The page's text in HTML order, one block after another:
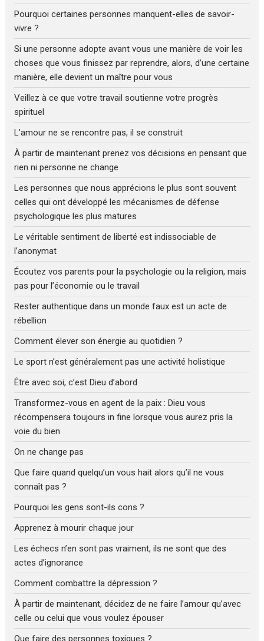
Pourquoi certaines personnes manquent-elles de savoir-
vivre ?
Si une personne adopte avant vous une manière de voir les
choses que vous finissez par reprendre, alors, d’une certaine
manière, elle devient un maître pour vous
Veillez à ce que votre travail soutienne votre progrès
spirituel
L’amour ne se rencontre pas, il se construit
À partir de maintenant prenez vos décisions en pensant que
rien ni personne ne change
Les personnes que nous apprécions le plus sont souvent
celles qui ont développé les mécanismes de défense
psychologique les plus matures
Le véritable sentiment de liberté est indissociable de
l’anonymat
Écoutez vos parents pour la psychologie ou la religion, mais
pas pour l’économie ou le travail
Rester authentique dans un monde faux est un acte de
rébellion
Comment élever son énergie au quotidien ?
Le sport n’est généralement pas une activité holistique
Être avec soi, c’est Dieu d’abord
Transformez-vous en agent de la paix : Dieu vous
récompensera toujours in fine lorsque vous aurez pris la
voie du bien
On ne change pas
Que faire quand quelqu’un vous hait alors qu’il ne vous
connaît pas ?
Pourquoi les gens sont-ils cons ?
Apprenez à mourir chaque jour
Les échecs n’en sont pas vraiment, ils ne sont que des
actes d’ignorance
Comment combattre la dépression ?
À partir de maintenant, décidez de ne faire l’amour qu’avec
celle ou celui que vous voulez épouser
Que faire des personnes toxiques ?